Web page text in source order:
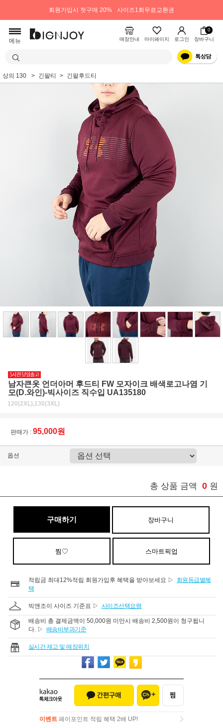
회원가입시 첫구매 20% 사이즈1회무료교환권
메뉴 매장안내 마이페이지 로그인
0
장바구니
상의 130 긴팔티 긴팔후드티
남자큰옷 언더아머 후드티 FW 모자이크 배색로고나염 기
모(D.와인)-빅사이즈 직수입 UA135180
120(2XL),130(3XL)
판매가 : 95,000원
옵션
총 상품 금액 0 원
구매하기 장바구니
찜♡ 스마트픽업
적립금 최대12%적립 회원가입후 혜택을 받아보세요 ▷
회원등급별혜
택
빅앤조이 사이즈 기준표 ▷ 사이즈선택요령
배송비 총 결제금액이 50,000원 미만시 배송비 2,500원이 청구됩니
다. ▷ 배송비부과기준
실시간 재고 및 매장위치
이벤트 페이포인트 적립 혜택 2배 UP!